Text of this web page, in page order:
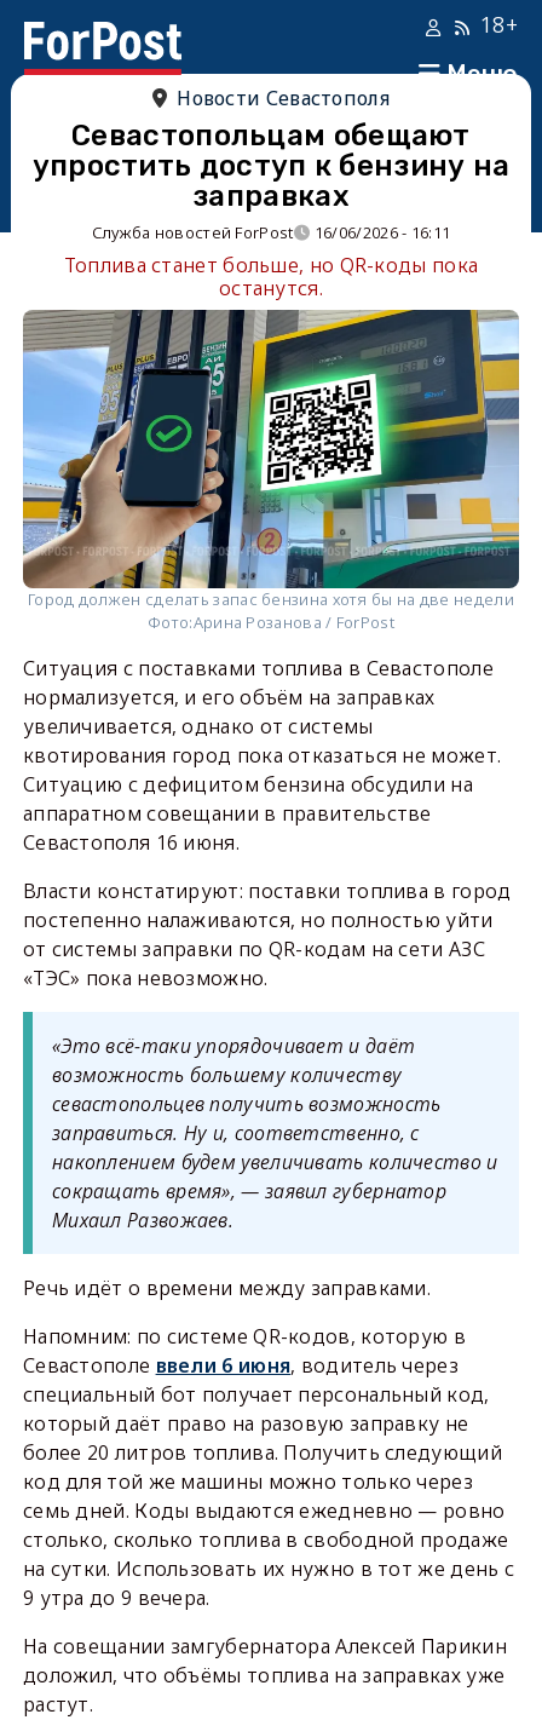
Меню
18+
Новости Севастополя
Севастопольцам обещают
упростить доступ к бензину на
заправках
Служба новостей ForPost 16/06/2026 - 16:11
Топлива станет больше, но QR-коды пока
останутся.
Город должен сделать запас бензина хотя бы на две недели
Фото:Арина Розанова / ForPost
Ситуация с поставками топлива в Севастополе
нормализуется, и его объём на заправках
увеличивается, однако от системы
квотирования город пока отказаться не может.
Ситуацию с дефицитом бензина обсудили на
аппаратном совещании в правительстве
Севастополя 16 июня.
Власти констатируют: поставки топлива в город
постепенно налаживаются, но полностью уйти
от системы заправки по QR-кодам на сети АЗС
«ТЭС» пока невозможно.
«Это всё-таки упорядочивает и даёт
возможность большему количеству
севастопольцев получить возможность
заправиться. Ну и, соответственно, с
накоплением будем увеличивать количество и
сокращать время», — заявил губернатор
Михаил Развожаев.
Речь идёт о времени между заправками.
Напомним: по системе QR-кодов, которую в
Севастополе ввели 6 июня, водитель через
специальный бот получает персональный код,
который даёт право на разовую заправку не
более 20 литров топлива. Получить следующий
код для той же машины можно только через
семь дней. Коды выдаются ежедневно — ровно
столько, сколько топлива в свободной продаже
на сутки. Использовать их нужно в тот же день с
9 утра до 9 вечера.
На совещании замгубернатора Алексей Парикин
доложил, что объёмы топлива на заправках уже
растут.